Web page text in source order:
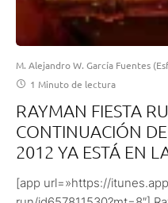
M. Alejandro W. García Fuentes
1 Minuto de lectura
RAYMAN FIESTA
CONTINUACIÓN
2012 YA ESTÁ EN
[app url=»https://